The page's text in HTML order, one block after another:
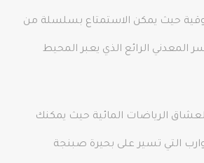
حيث يمكن الاستمتاع بسلسلة من
المعدني الرائع الذي يعبر المحيط
الرياضات المائية حيث يمكنك
التي تسير على بحيرة صبنجة